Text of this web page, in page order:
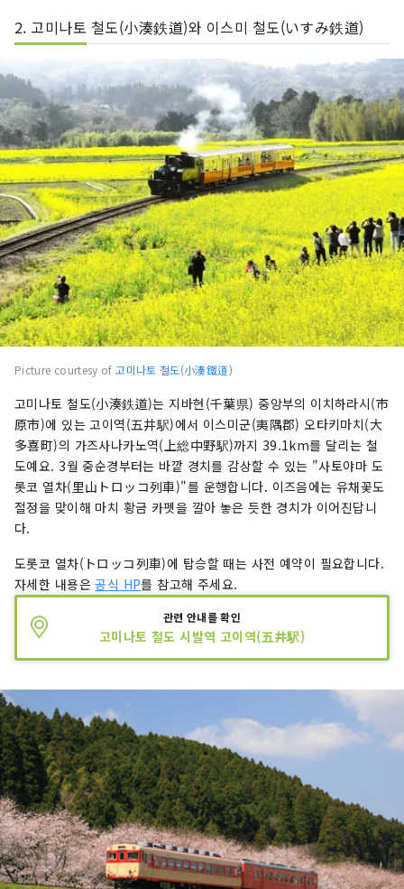
2. 고미나토 철도(小湊鉄道)와 이스미 철도(いすみ鉄道)
Picture courtesy of고미나토 철도(小湊鐵道)
고미나토 철도(小湊鉄道)는 지바현(千葉県) 중앙부의 이치하라시(市
原市)에 있는 고이역(五井駅)에서 이스미군(夷隅郡) 오타키마치(大
多喜町)의 가즈사나카노역(上総中野駅)까지 39.1km를 달리는 철
도예요. 3월 중순경부터는 바깥 경치를 감상할 수 있는 "사토야마 도
롯코 열차(里山トロッコ列車)"를 운행합니다. 이즈음에는 유채꽃도
절정을 맞이해 마치 황금 카펫을 깔아 놓은 듯한 경치가 이어진답니
다.
도롯코 열차(トロッコ列車)에 탑승할 때는 사전 예약이 필요합니다.
자세한 내용은공식 HP를 참고해 주세요.
관련 안내를 확인
고미나토 철도 시발역 고이역(五井駅)